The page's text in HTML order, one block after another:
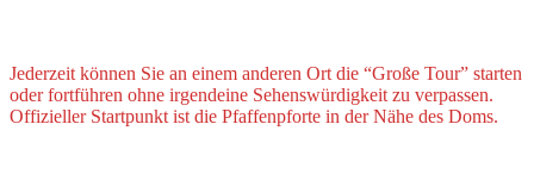
Jederzeit können Sie an einem anderen Ort die “Große Tour” starten
oder fortführen ohne irgendeine Sehenswürdigkeit zu verpassen.
Offizieller Startpunkt ist die Pfaffenpforte in der Nähe des Doms.